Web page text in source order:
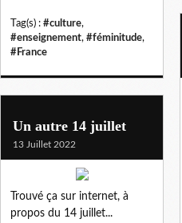
Tag(s) : #culture,
#enseignement, #féminitude,
#France
Un autre 14 juillet
13 Juillet 2022
Trouvé ça sur internet, à
propos du 14 juillet...